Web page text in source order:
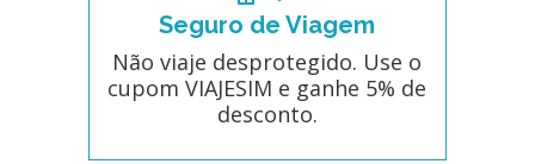
Seguro de Viagem
Não viaje desprotegido. Use o
cupom VIAJESIM e ganhe 5% de
desconto.